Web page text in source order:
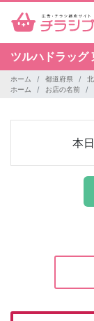
ツルハドラッグ
ホーム 都道府県
ホーム
お店の名前
本